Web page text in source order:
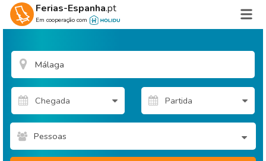
Ferias-Espanha.pt
Em cooperação com
Pessoas